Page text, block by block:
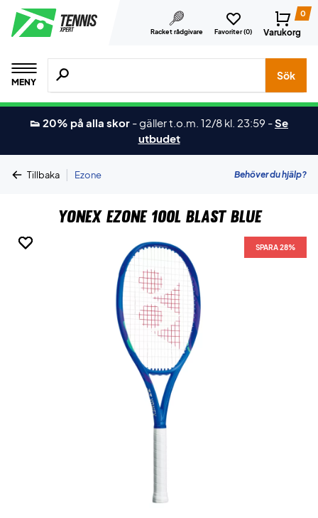
Racket rådgivare Favoriter (0)
0
Varukorg
MENY
Sök efter produkter, märken osv.
Sök
👟 20% på alla skor -gäller t.o.m. 12/8 kl. 23:59 -Se
utbudet
Tillbaka | Ezone Behöver du hjälp?
Yonex Ezone 100L Blast Blue
SPARA 28%
SPARA 28%
SPARA 28%